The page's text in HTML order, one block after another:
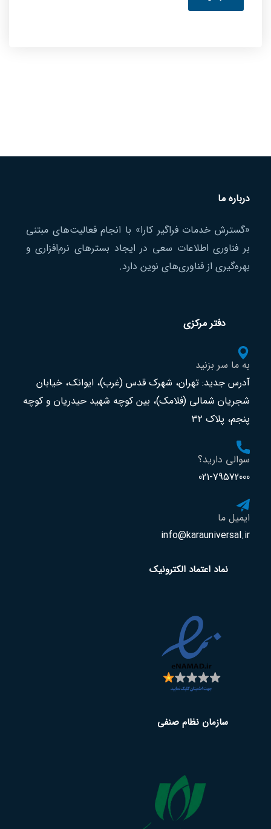
درباره ما
«گسترش خدمات فراگیر کارا» با انجام فعالیت‌های مبتنی
بر فناوری اطلاعات سعی در ایجاد بسترهای نرم‌افزاری و
بهره‌گیری از فناوری‌های نوین دارد.
دفتر مرکزی
به ما سر بزنید
آدرس جدید: تهران، شهرک قدس (غرب)، ایوانک، خیابان
شجریان شمالی (فلامک)، بین کوچه شهید حیدریان و کوچه
پنجم، پلاک ۳۲
سوالی دارید؟
021-79572000
ایمیل ما
info@karauniversal.ir
نماد اعتماد الکترونیک
سازمان نظام صنفی